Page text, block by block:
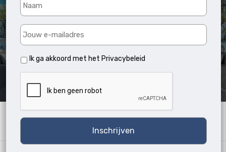
Archives:
Zoekwoord
Ik ga akkoord met het Privacybeleid